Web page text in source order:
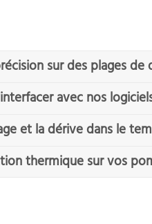
sur des plages de
avec nos
et la dérive dans le
thermique sur vos